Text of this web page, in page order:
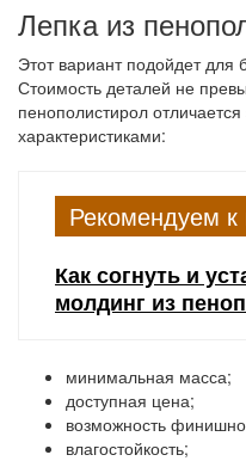
Лепка из
Этот вариант подойдет для
Стоимость деталей не
пенополистирол
характеристиками:
Рекомендуем к
Как согнуть и
молдинг из
минимальная масса;
доступная цена;
возможность
влагостойкость;